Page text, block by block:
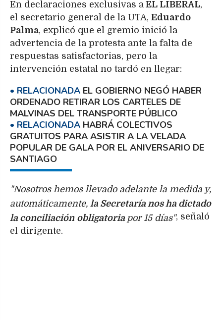
En declaraciones exclusivas aEL LIBERAL,
el secretario general de la UTA, Eduardo
Palma, explicó que el gremio inició la
advertencia de la protesta ante la falta de
respuestas satisfactorias, pero la
intervención estatal no tardó en llegar:
EL GOBIERNO NEGÓ HABER
ORDENADO RETIRAR LOS CARTELES DE
MALVINAS DEL TRANSPORTE PÚBLICO
HABRÁ COLECTIVOS
GRATUITOS PARA ASISTIR A LA VELADA
POPULAR DE GALA POR EL ANIVERSARIO DE
SANTIAGO
"Nosotros hemos llevado adelante la medida y,
automáticamente, la Secretaría nos ha dictado
la conciliación obligatoria por 15 días", señaló
el dirigente.